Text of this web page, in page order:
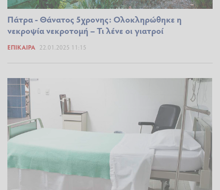
Πάτρα - Θάνατος 5χρονης: Ολοκληρώθηκε η
νεκροψία νεκροτομή – Τι λένε οι γιατροί
ΕΠΊΚΑΙΡΑ 22.01.2025 11:15